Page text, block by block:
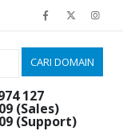
127
(Sales)
(Support)